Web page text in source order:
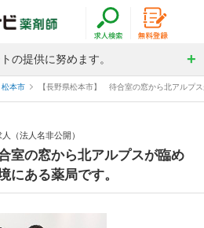
の提供に努めます。
松本市 【長野県松本市】 待合室の窓から北アルプ
（法人名非公開）
室の窓から北アルプスが臨め
にある薬局です。